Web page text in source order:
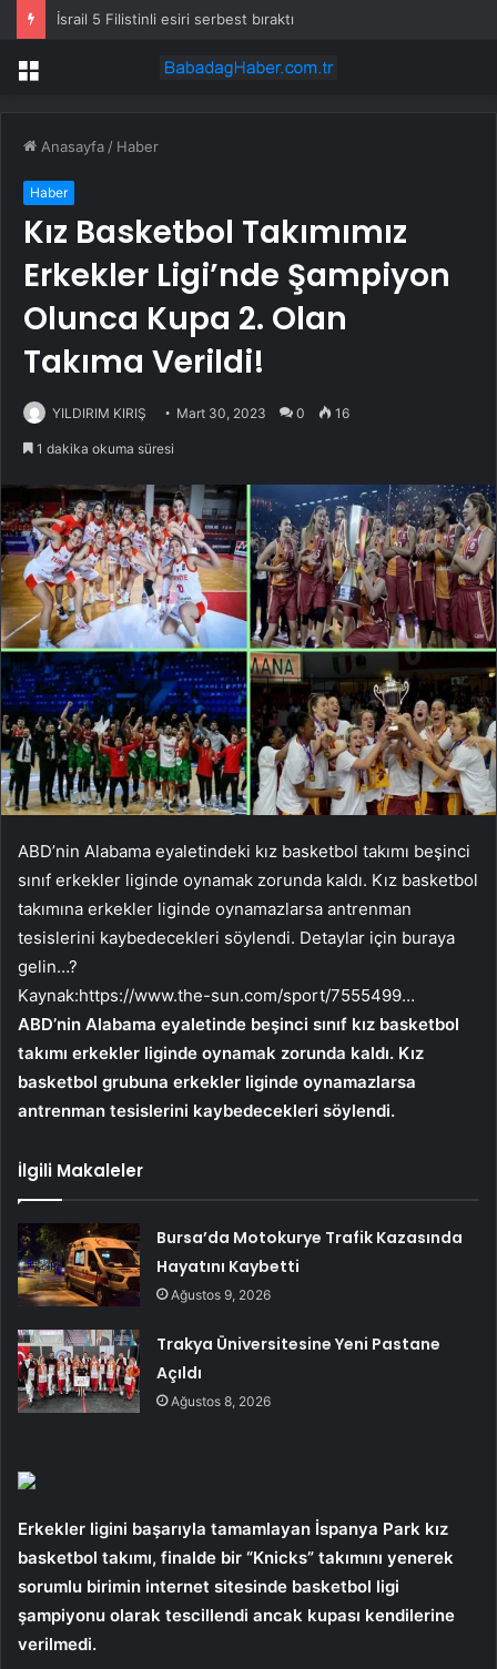
İsrail 5 Filistinli esiri serbest bıraktı
Menü
Anasayfa / Haber
Haber
Kız Basketbol Takımımız
Erkekler Ligi’nde Şampiyon
Olunca Kupa 2. Olan
Takıma Verildi!
YILDIRIM KIRIŞ Mart 30, 2023 0 16
1 dakika okuma süresi
ABD’nin Alabama eyaletindeki kız basketbol takımı beşinci
sınıf erkekler liginde oynamak zorunda kaldı. Kız basketbol
takımına erkekler liginde oynamazlarsa antrenman
tesislerini kaybedecekleri söylendi. Detaylar için buraya
gelin…?
Kaynak:https://www.the-sun.com/sport/7555499…
ABD’nin Alabama eyaletinde beşinci sınıf kız basketbol
takımı erkekler liginde oynamak zorunda kaldı. Kız
basketbol grubuna erkekler liginde oynamazlarsa
antrenman tesislerini kaybedecekleri söylendi.
İlgili Makaleler
Bursa’da Motokurye Trafik Kazasında
Hayatını Kaybetti
Ağustos 9, 2026
Trakya Üniversitesine Yeni Pastane
Açıldı
Ağustos 8, 2026
Erkekler ligini başarıyla tamamlayan İspanya Park kız
basketbol takımı, finalde bir “Knicks” takımını yenerek
sorumlu birimin internet sitesinde basketbol ligi
şampiyonu olarak tescillendi ancak kupası kendilerine
verilmedi.